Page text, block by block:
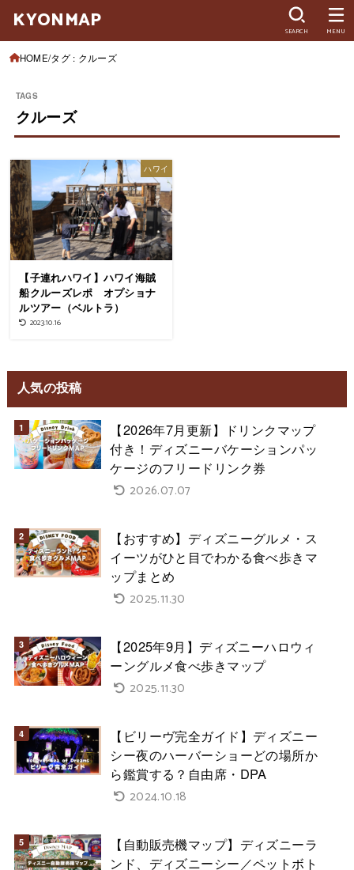
KYONMAP SEARCH MENU
HOME タグ : クルーズ
クルーズ
ハワイ
【子連れハワイ】ハワイ海賊
船クルーズレポ オプショナ
ルツアー（ベルトラ）
2023.10.16
人気の投稿
【2026年7月更新】ドリンクマップ
付き！ディズニーバケーションパッ
ケージのフリードリンク券
2026.07.07
【おすすめ】ディズニーグルメ・ス
イーツがひと目でわかる食べ歩きマ
ップまとめ
2025.11.30
【2025年9月】ディズニーハロウィ
ーングルメ食べ歩きマップ
2025.11.30
【ビリーヴ完全ガイド】ディズニー
シー夜のハーバーショーどの場所か
ら鑑賞する？自由席・DPA
2024.10.18
【自動販売機マップ】ディズニーラ
ンド、ディズニーシー／ペットボト